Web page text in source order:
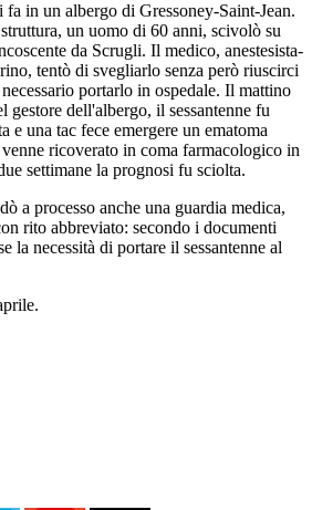
in un albergo di Gressoney-Saint-Jean.
un uomo di 60 anni, scivolò su
da Scrugli. Il medico, anestesista-
tentò di svegliarlo senza però riuscirci
portarlo in ospedale. Il mattino
gestore dell'albergo, il sessantenne fu
e una tac fece emergere un ematoma
ricoverato in coma farmacologico in
settimane la prognosi fu sciolta.
a processo anche una guardia medica,
rito abbreviato: secondo i documenti
la necessità di portare il sessantenne al